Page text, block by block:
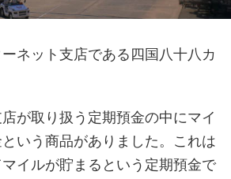
ネット支店である四国八十八カ
が取り扱う定期預金の中にマイ
いう商品がありました。これは
イルが貯まるという定期預金で